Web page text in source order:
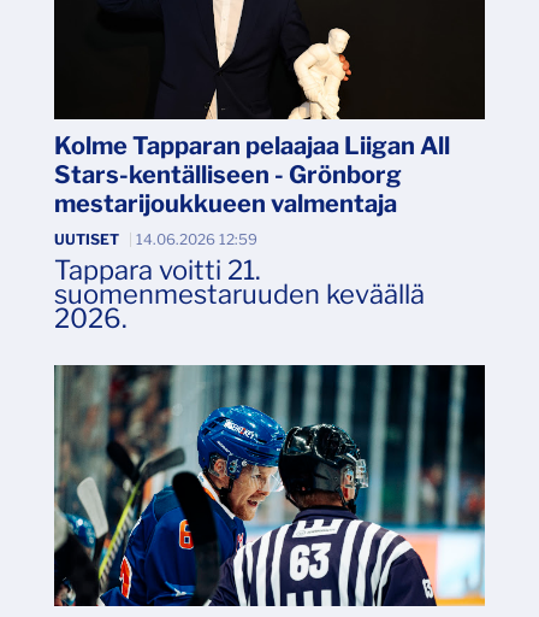
Kolme Tapparan pelaajaa Liigan All
Stars-kentälliseen - Grönborg
mestarijoukkueen valmentaja
UUTISET 14.06.2026 12:59
Tappara voitti 21.
suomenmestaruuden keväällä
2026.